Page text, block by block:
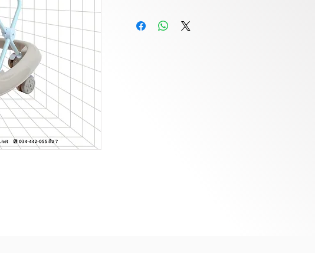
✚ ฟังก์ชั่นพิเศษ : สีสันสดใส,ประกอบง่าย,เบาะรองนั่ง